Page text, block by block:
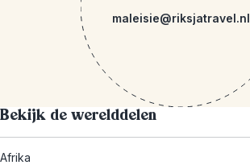
maleisie@riksjatravel.nl
Bekijk de werelddelen
Afrika